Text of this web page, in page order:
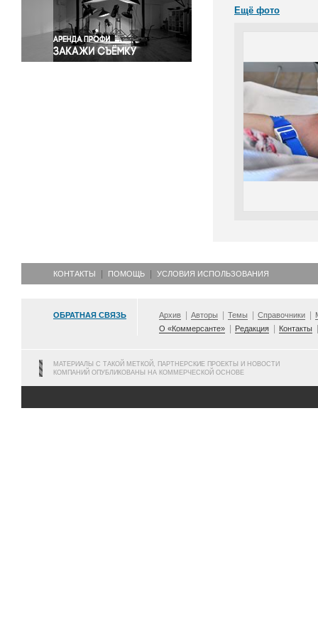
Экология
Экономика и бизнес
Ещё фото
КОНТАКТЫ ПОМОЩЬ УСЛОВИЯ ИСПОЛЬЗОВАНИЯ
ОБРАТНАЯ СВЯЗЬ Архив Авторы Темы Справочники
О «Коммерсанте»
Редакция Контакты
МАТЕРИАЛЫ С ТАКОЙ МЕТКОЙ, ПАРТНЕРСКИЕ ПРОЕКТЫ И НОВОСТИ
КОМПАНИЙ ОПУБЛИКОВАНЫ НА КОММЕРЧЕСКОЙ ОСНОВЕ